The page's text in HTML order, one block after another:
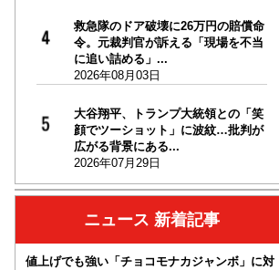
救急隊のドア破壊に26万円の賠償命
令。元裁判官が訴える「現場を不当
に追い詰める」...
2026年08月03日
大谷翔平、トランプ大統領との「笑
顔でツーショット」に波紋…批判が
広がる背景にある...
2026年07月29日
ニュース 新着記事
値上げでも強い「チョコモナカジャンボ」に対